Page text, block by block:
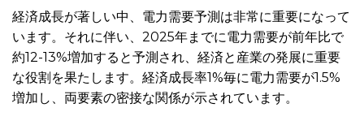
経済成長が著しい中、電力需要予測は非常に重要になって
います。それに伴い、2025年までに電力需要が前年比で
約12-13%増加すると予測され、経済と産業の発展に重要
な役割を果たします。経済成長率1%毎に電力需要が1.5%
増加し、両要素の密接な関係が示されています。